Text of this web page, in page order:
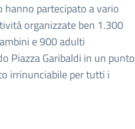
hanno partecipato a vario
organizzate ben 1.300
e 900 adulti
Piazza Garibaldi in un punto
irrinunciabile per tutti i